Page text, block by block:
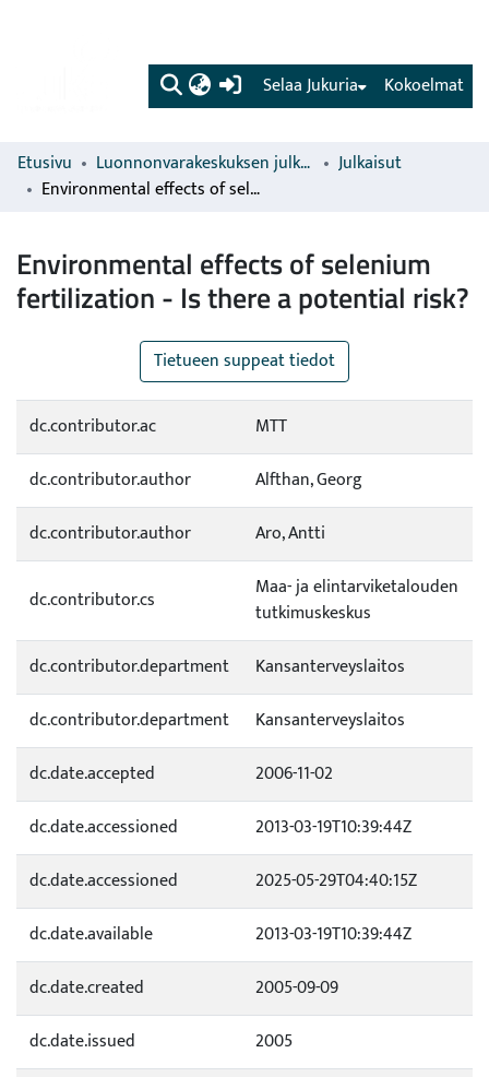
(current) Kokoelmat
Selaa Jukuria
Etusivu Luonnonvarakeskuksen julkaisut
Julkaisut
Environmental effects of selenium fertilization - Is there a potential risk?
Environmental effects of selenium
fertilization - Is there a potential risk?
Tietueen suppeat tiedot
dc.contributor.ac
MTT
dc.contributor.author
Alfthan, Georg
dc.contributor.author
Aro, Antti
dc.contributor.cs
Maa- ja elintarviketalouden
tutkimuskeskus
dc.contributor.department
Kansanterveyslaitos
dc.contributor.department
Kansanterveyslaitos
dc.date.accepted
2006-11-02
dc.date.accessioned
2013-03-19T10:39:44Z
dc.date.accessioned
2025-05-29T04:40:15Z
dc.date.available
2013-03-19T10:39:44Z
dc.date.created
2005-09-09
dc.date.issued
2005